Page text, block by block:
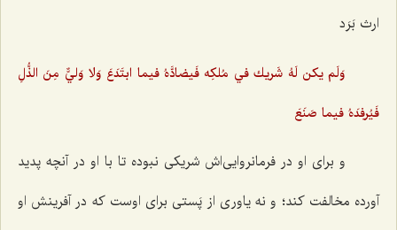
ارث بَرَد
وَلَم يكن لَهُ شَريك في مُلكِه‌ فَيضادَّهُ فيما ابتَدَعَ وَلا وَليٌّ مِنَ الذُّلِ‌
فَيُرفِدَهُ فيما صَنَعَ
و برای او در فرمانروایی‌اش شریکی نبوده تا با او در آنچه پدید
آورده مخالفت کند؛ و نه یاوری از پَستی برای اوست که در آفرینش او